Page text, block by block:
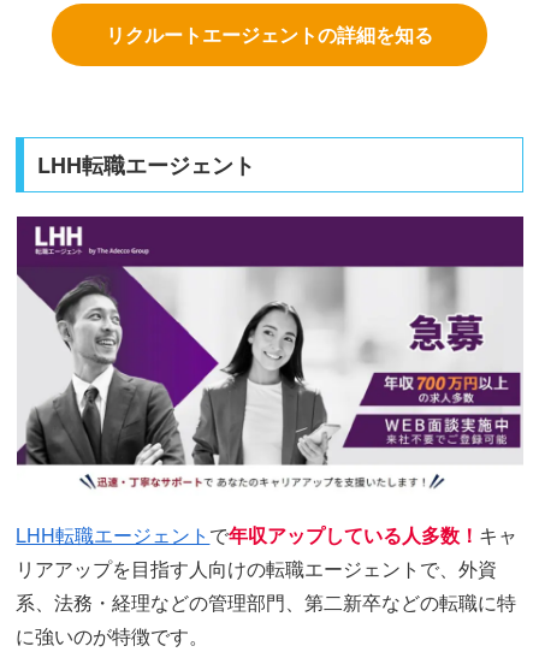
リクルートエージェントの詳細を知る
LHH転職エージェント
LHH転職エージェント で年収アップしている人多数！ キャ
リアアップを目指す人向けの転職エージェントで、外資
系、法務・経理などの管理部門、第二新卒などの転職に特
に強いのが特徴です。